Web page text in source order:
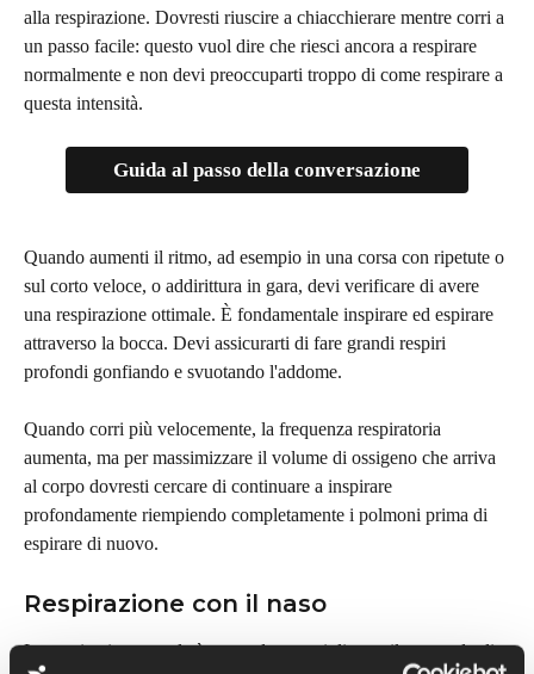
alla respirazione. Dovresti riuscire a chiacchierare mentre corri a
un passo facile: questo vuol dire che riesci ancora a respirare
normalmente e non devi preoccuparti troppo di come respirare a
questa intensità.
Guida al passo della conversazione
Quando aumenti il ritmo, ad esempio in una corsa con ripetute o
sul corto veloce, o addirittura in gara, devi verificare di avere
una respirazione ottimale. È fondamentale inspirare ed espirare
attraverso la bocca. Devi assicurarti di fare grandi respiri
profondi gonfiando e svuotando l'addome.
Quando corri più velocemente, la frequenza respiratoria
aumenta, ma per massimizzare il volume di ossigeno che arriva
al corpo dovresti cercare di continuare a inspirare
profondamente riempiendo completamente i polmoni prima di
espirare di nuovo.
Respirazione con il naso
La respirazione nasale è un modo per migliorare il tuo modo di